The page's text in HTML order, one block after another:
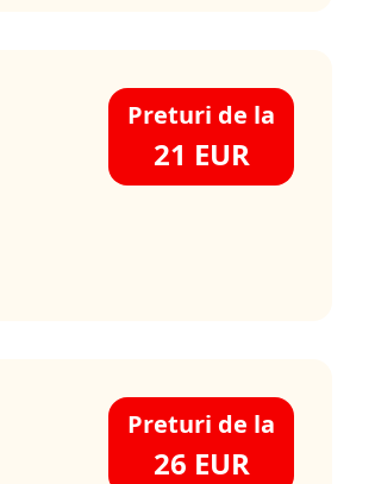
Preturi de la
21 EUR
Preturi de la
26 EUR